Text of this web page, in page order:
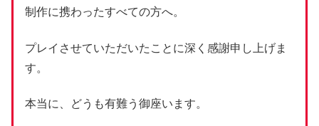
制作に携わったすべての方へ。
プレイさせていただいたことに深く感謝申し上げま
す。
本当に、どうも有難う御座います。